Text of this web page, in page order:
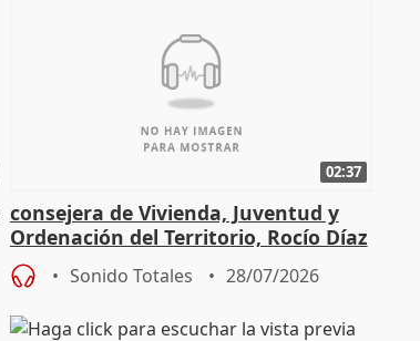
02:37
consejera de Vivienda, Juventud y
Ordenación del Territorio, Rocío Díaz
Sonido Totales 28/07/2026